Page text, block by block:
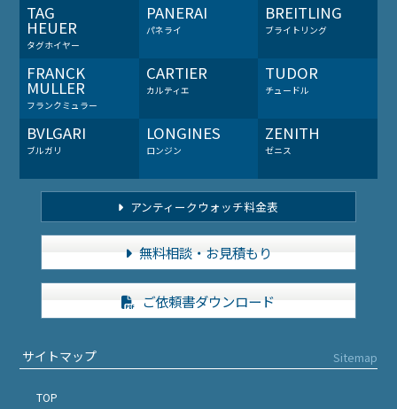
TAG
HEUER
タグホイヤー
PANERAI
パネライ
BREITLING
ブライトリング
FRANCK
MULLER
フランクミュラー
CARTIER
カルティエ
TUDOR
チュードル
BVLGARI
ブルガリ
LONGINES
ロンジン
ZENITH
ゼニス
アンティークウォッチ料金表
無料相談・お見積もり
ご依頼書ダウンロード
サイトマップ Sitemap
TOP